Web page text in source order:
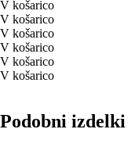
V košarico
V košarico
V košarico
V košarico
V košarico
V košarico
Podobni izdelki